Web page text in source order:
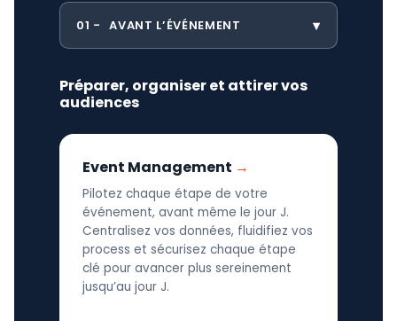
01 AVANT L’ÉVÉNEMENT
Préparer, organiser et attirer vos
audiences
Event Management
Pilotez chaque étape de votre
événement, avant même le jour J.
Centralisez vos données, fluidifiez vos
process et sécurisez chaque étape
clé pour avancer plus sereinement
jusqu’au jour J.